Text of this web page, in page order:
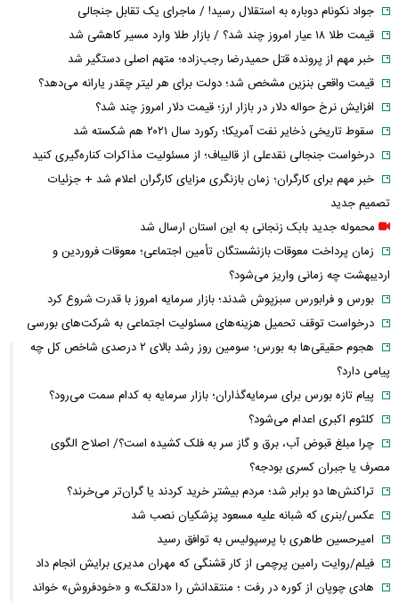
جواد نکونام دوباره به استقلال رسید! / ماجرای یک تقابل جنجالی
قیمت طلا ۱۸ عیار امروز چند شد؟ / بازار طلا وارد مسیر کاهشی شد
خبر مهم از پرونده قتل حمیدرضا رجب‌زاده؛ متهم اصلی دستگیر شد
قیمت واقعی بنزین مشخص شد؛ دولت برای هر لیتر چقدر یارانه می‌دهد؟
افزایش نرخ حواله دلار در بازار ارز؛ قیمت دلار امروز چند شد؟
سقوط تاریخی ذخایر نفت آمریکا؛ رکورد سال ۲۰۲۱ هم شکسته شد
درخواست جنجالی نقدعلی از قالیباف؛ از مسئولیت مذاکرات کناره‌گیری کنید
خبر مهم برای کارگران؛ زمان بازنگری مزایای کارگران اعلام شد + جزئیات
تصمیم جدید
محموله جدید بابک زنجانی به این استان ارسال شد
زمان پرداخت معوقات بازنشستگان تأمین اجتماعی؛ معوقات فروردین و
اردیبهشت چه زمانی واریز می‌شود؟
بورس و فرابورس سبزپوش شدند؛ بازار سرمایه امروز با قدرت شروع کرد
درخواست توقف تحمیل هزینه‌های مسئولیت اجتماعی به شرکت‌های بورسی
هجوم حقیقی‌ها به بورس؛ سومین روز رشد بالای ۲ درصدی شاخص کل چه
پیامی دارد؟
پیام تازه بورس برای سرمایه‌گذاران؛ بازار سرمایه به کدام سمت می‌رود؟
کلثوم اکبری اعدام می‌شود؟
چرا مبلغ قبوض آب، برق و گاز سر به فلک کشیده است؟/ اصلاح الگوی
مصرف یا جبران کسری بودجه؟
تراکنش‌ها دو برابر شد؛ مردم بیشتر خرید کردند یا گران‌تر می‌خرند؟
عکس/بنری که شبانه علیه مسعود پزشکیان نصب شد
امیرحسین طاهری با پرسپولیس به توافق رسید
فیلم/روایت رامین پرچمی از کار قشنگی که مهران مدیری برایش انجام داد
هادی چوپان از کوره در رفت ؛ منتقدانش را «دلقک» و «خودفروش» خواند